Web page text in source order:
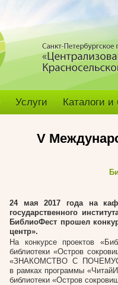
Услуги Каталоги
V
24 мая 2017 года на
государственного
БиблиоФест прошел
центр».
На конкурсе проектов
библиотеки «Остров
«ЗНАКОМСТВО С
в рамках программы
библиотеки «Остров